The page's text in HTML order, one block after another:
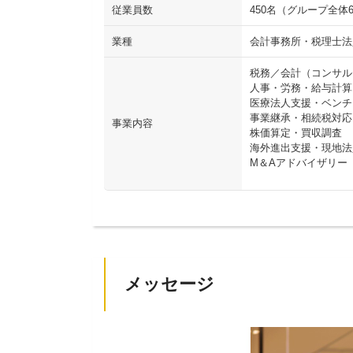
従業員数 450名（グループ全体
業種 会計事務所・税理士
事業内容
税務／会計（コンサ
人事・労務・給与計算
医療法人支援・ベン
事業継承・相続税対
株価算定・買収調査
海外進出支援・現地
M＆Aアドバイザリー
メッセージ